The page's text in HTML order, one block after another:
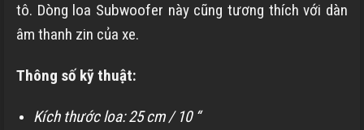
tô. Dòng loa Subwoofer này cũng tương thích với dàn
âm thanh zin của xe.
Thông số kỹ thuật:
Kích thước loa: 25 cm / 10 “